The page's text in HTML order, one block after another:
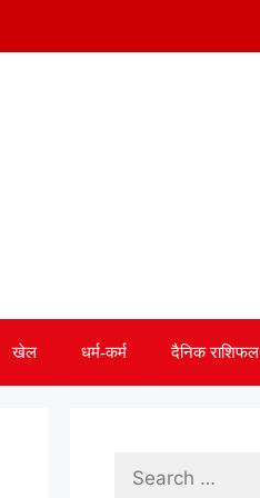
खेल धर्म-कर्म दैनिक राशिफल
Search